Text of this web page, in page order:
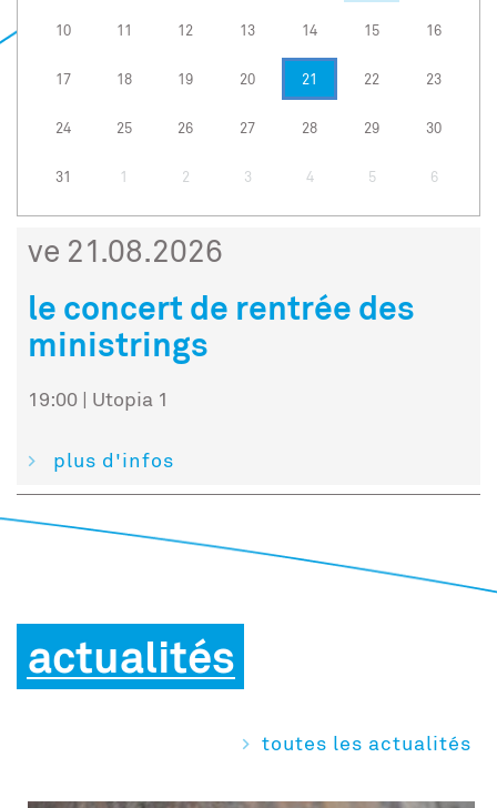
10 11 12 13 14 15 16
17 18 19 20 21 22 23
24 25 26 27 28 29 30
31 1 2 3 4 5 6
ve 21.08.2026
le concert de rentrée des
ministrings
19:00 | Utopia 1
plus d'infos
actualités
toutes les actualités